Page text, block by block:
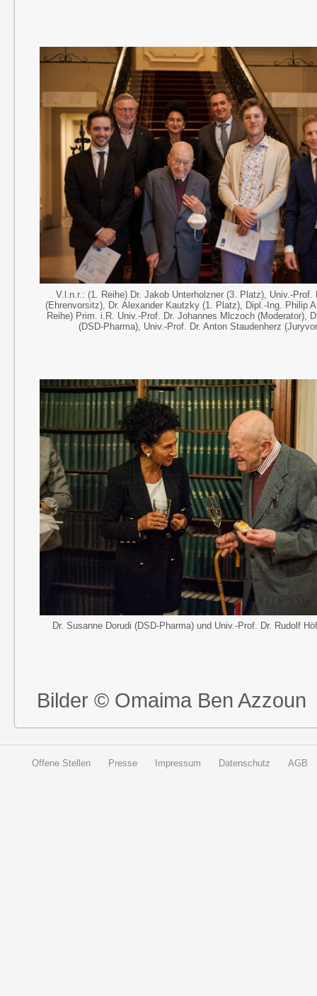
V.l.n.r.: (1. Reihe) Dr. Jakob Unterholzner (3. Platz), Univ.-Prof.
(Ehrenvorsitz), Dr. Alexander Kautzky (1. Platz), Dipl.-Ing. Philip
Reihe) Prim. i.R. Univ.-Prof. Dr. Johannes Mlczoch (Moderator),
(DSD-Pharma), Univ.-Prof. Dr. Anton Staudenherz
Dr. Susanne Dorudi (DSD-Pharma) und Univ.-Prof. Dr. Rudolf
Bilder © Omaima Ben Azzoun
Offene Stellen Presse Impressum Datenschutz AGB